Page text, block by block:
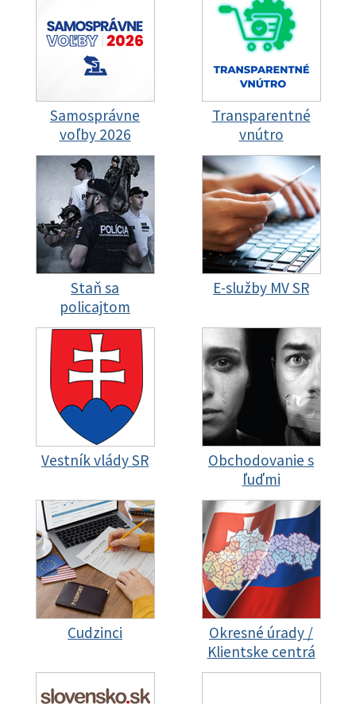
Samosprávne
voľby 2026
Transparentné
vnútro
Staň sa
policajtom
E-služby MV SR
Vestník vlády SR
Obchodovanie s
ľuďmi
Cudzinci
Okresné úrady /
Klientske centrá